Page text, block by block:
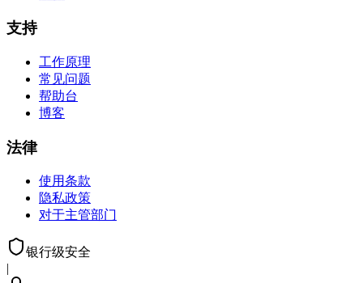
支持
工作原理
常见问题
帮助台
博客
法律
使用条款
隐私政策
对于主管部门
银行级安全
|